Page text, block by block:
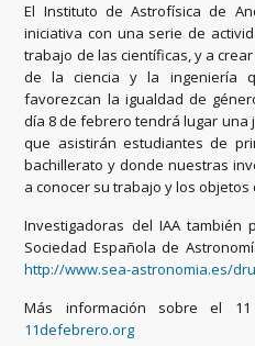
El Instituto de Astrofísica de
iniciativa con una serie de
trabajo de las científicas, y a
de la ciencia y la ingeniería
favorezcan la igualdad de
día 8 de febrero tendrá lugar
que asistirán estudiantes de
bachillerato y donde nuestras
a conocer su trabajo y los objetos
Investigadoras del IAA
Sociedad Española de
http://www.sea-astronomia.es/
Más información sobre el
11defebrero.org